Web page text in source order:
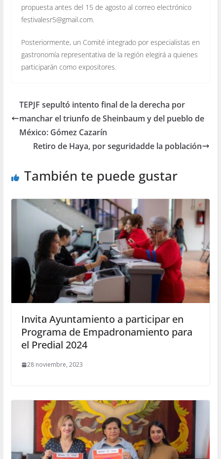
propuesta antes del 15 de agosto al correo electrónico
festivalesr5@gmail.com.
Posteriormente, un Comité integrado por especialistas en
gastronomía representativa de la región elegirá a quienes
participarán como expositores.
TEPJF sepultó intento final de la derecha por
manchar el triunfo de Sheinbaum y del pueblo de
México: Gómez Cazarín
Retiro de Haya, por seguridadde la población
También te puede gustar
Invita Ayuntamiento a participar en
Programa de Empadronamiento para
el Predial 2024
28 noviembre, 2023